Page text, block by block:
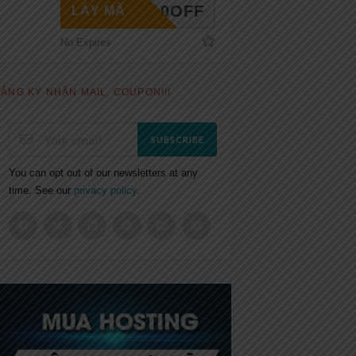
INO10OFF
LẤY MÃ
No Expires
KÝ NHẬN MAIL, COUPON!!!
SUBSCRIBE
You can opt out of our newsletters at any
time. See our privacy policy.